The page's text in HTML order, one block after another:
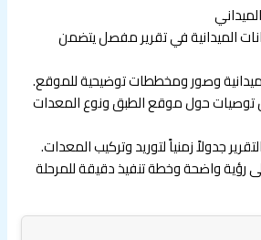
الميدانية في تقرير مفصل يتضمن
ميدانية وصور ومخططات توضيحية للموقع.
توصيات حول موقع الطبق ونوع المعدات
جدولاً زمنياً لتوريد وتركيب المعدات.
رؤية واضحة وخطة تنفيذ دقيقة للمرحلة